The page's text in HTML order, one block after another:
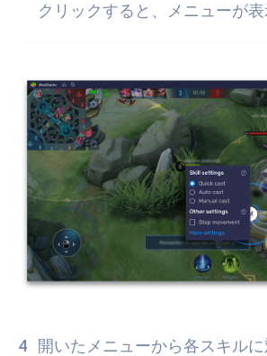
クリックすると、メニューが表
開いたメニューから各スキル